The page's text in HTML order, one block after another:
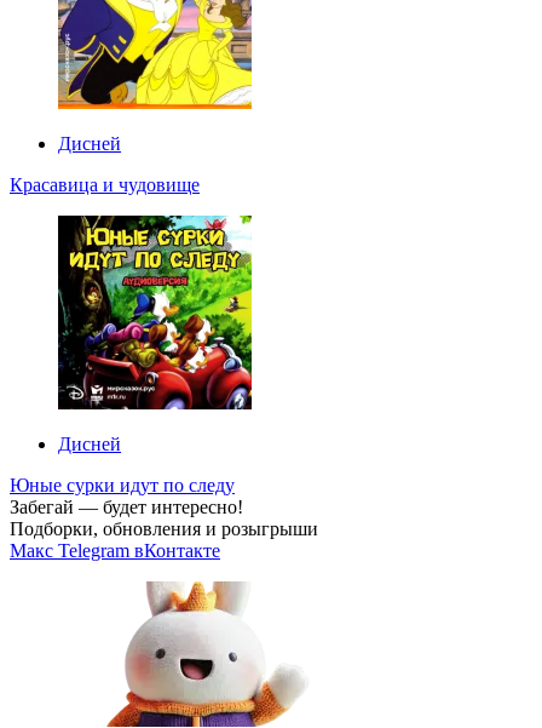
Дисней
Красавица и чудовище
Дисней
Юные сурки идут по следу
Забегай — будет интересно!
Подборки, обновления и розыгрыши
Макс Telegram вКонтакте